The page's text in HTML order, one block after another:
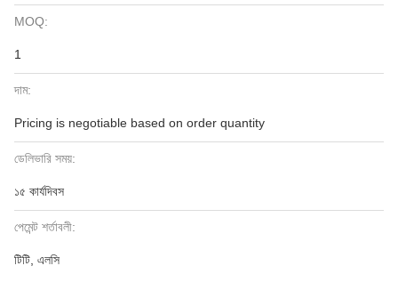
MOQ:
1
দাম:
Pricing is negotiable based on order quantity
ডেলিভারি সময়:
১৫ কার্যদিবস
পেমেন্ট শর্তাবলী:
টিটি, এলসি